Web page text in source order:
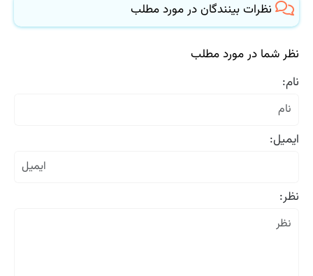
نظرات بینندگان در مورد مطلب
نظر شما در مورد مطلب
نام:
ایمیل:
نظر: